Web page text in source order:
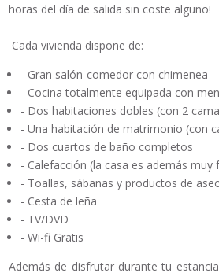
horas del día de salida sin coste alguno!
Cada vivienda dispone de:
- Gran salón-comedor con chimenea
- Cocina totalmente equipada con
- Dos habitaciones dobles (con 2
- Una habitación de matrimonio (con
- Dos cuartos de baño completos
- Calefacción (la casa es además muy
- Toallas, sábanas y productos de
- Cesta de leña
- TV/DVD
- Wi-fi Gratis
Además de disfrutar durante tu